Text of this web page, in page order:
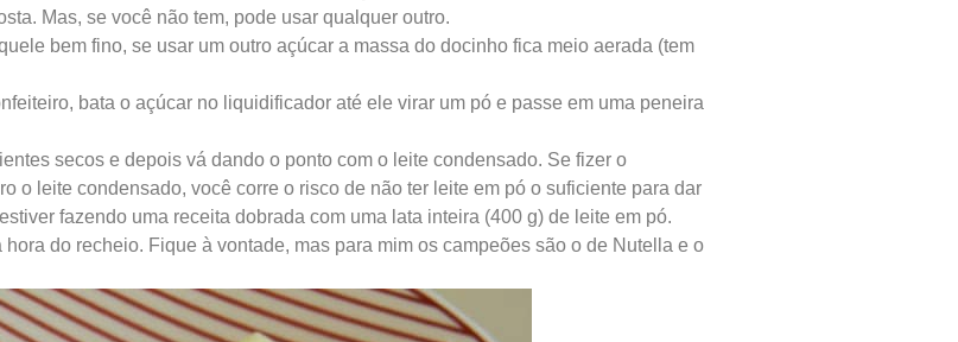
Mas, se você não tem, pode usar qualquer outro.
bem fino, se usar um outro açúcar a massa do docinho fica meio aerada (tem
bata o açúcar no liquidificador até ele virar um pó e passe em uma peneira
secos e depois vá dando o ponto com o leite condensado. Se fizer o
o leite condensado, você corre o risco de não ter leite em pó o suficiente para dar
fazendo uma receita dobrada com uma lata inteira (400 g) de leite em pó.
do recheio. Fique à vontade, mas para mim os campeões são o de Nutella e o